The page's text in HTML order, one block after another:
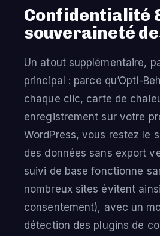
Confidentialité
souveraineté
Un atout supplémentaire,
principal : parce qu’Opti-
chaque clic, carte de
enregistrement sur votre
WordPress, vous restez le
des données sans export
suivi de base fonctionne
nombreux sites évitent
consentement), avec un
détection des plugins de